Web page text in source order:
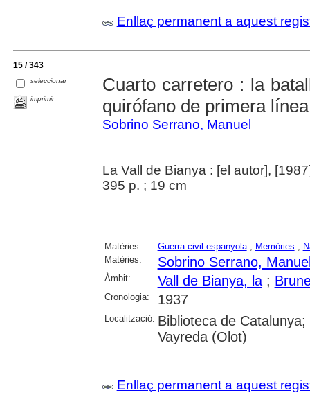
Enllaç permanent a aquest
15 / 343
seleccionar
imprimir
Cuarto carretero : la
quirófano de primera línea
Sobrino Serrano, Manuel
La Vall de Bianya : [el autor],
395 p. ; 19 cm
Matèries: Guerra civil espanyola; Memòries ;
Matèries:
Sobrino Serrano,
Àmbit: Vall de Bianya, la;
Cronologia: 1937
Localització: Biblioteca de
Vayreda (Olot)
Enllaç permanent a aquest